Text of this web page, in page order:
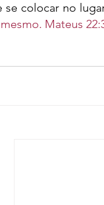
se colocar no
Mateus